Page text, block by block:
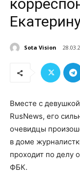
Sota Vision
Вместе с
RusNews, его
очевидцы
в доме
проходит по делу
ФБК.